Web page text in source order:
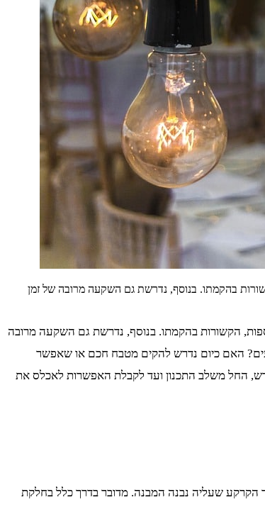
בהקמתו. בנוסף, נדרשת גם השקעה מרובה של זמן
הקשורות בהקמתו. בנוסף, נדרשת גם השקעה מרובה
האם כיום נדרש להקים מטבח חכם או שאפשר
החל משלב התכנון ועד לקבלת האפשרות לאכלס את
שעליה נבנה המבנה. מדובר בדרך כלל בחלקת